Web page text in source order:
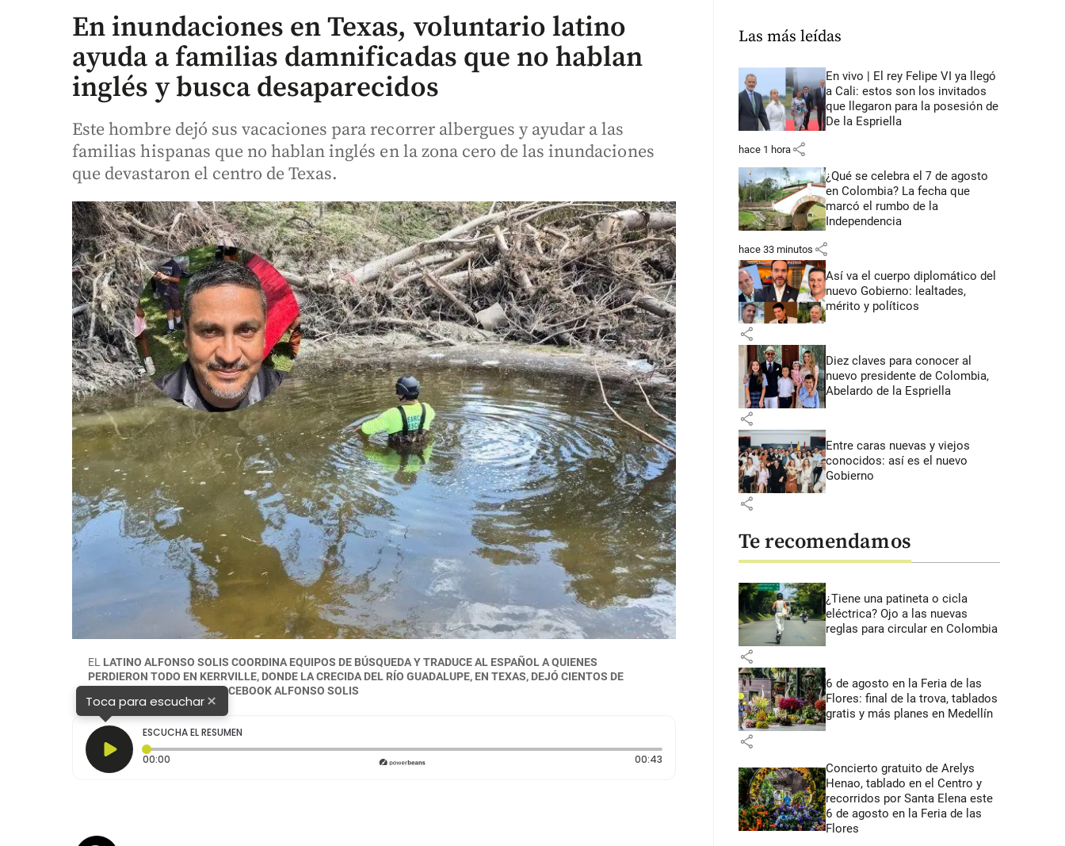
En inundaciones en Texas, voluntario latino
ayuda a familias damnificadas que no hablan
inglés y busca desaparecidos
Este hombre dejó sus vacaciones para recorrer albergues y ayudar a las
familias hispanas que no hablan inglés en la zona cero de las inundaciones
que devastaron el centro de Texas.
EL LATINO ALFONSO SOLIS COORDINA EQUIPOS DE BÚSQUEDA Y TRADUCE AL ESPAÑOL A QUIENES
PERDIERON TODO EN KERRVILLE, DONDE LA CRECIDA DEL RÍO GUADALUPE, EN TEXAS, DEJÓ CIENTOS DE
DAMNIFICADOS. FOTOS: FACEBOOK ALFONSO SOLIS
Toca para escuchar×
ESCUCHA EL RESUMEN
00:00
00:43Duración: 43 segundos
Las más leídas
En vivo | El rey Felipe VI ya llegó
a Cali: estos son los invitados
que llegaron para la posesión de
De la Espriella
hace 1 hora share
¿Qué se celebra el 7 de agosto
en Colombia? La fecha que
marcó el rumbo de la
Independencia
hace 33 minutos share
Así va el cuerpo diplomático del
nuevo Gobierno: lealtades,
mérito y políticos
share
Diez claves para conocer al
nuevo presidente de Colombia,
Abelardo de la Espriella
share
Entre caras nuevas y viejos
conocidos: así es el nuevo
Gobierno
share
Te recomendamos
¿Tiene una patineta o cicla
eléctrica? Ojo a las nuevas
reglas para circular en Colombia
share
6 de agosto en la Feria de las
Flores: final de la trova, tablados
gratis y más planes en Medellín
share
Concierto gratuito de Arelys
Henao, tablado en el Centro y
recorridos por Santa Elena este
6 de agosto en la Feria de las
Flores